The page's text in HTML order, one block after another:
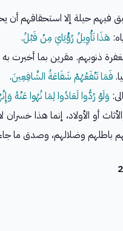
فيهم حيلة إلا استحقاقهم أن
هَذَا تَأْوِيلُ رُؤْيَايَ مِنْ قَبْلُ.
ذنوبهم. مقرين بما أخبرت
فَمَا تَنْفَعُهُمْ شَفَاعَةُ الشَّافِعِينَ.
وَلَوْ رُدُّوا لَعَادُوا لِمَا نُهُوا عَنْهُ
أو الأولاد، إنما هذا خسران
باطلهم وضلالهم، وصدق ما